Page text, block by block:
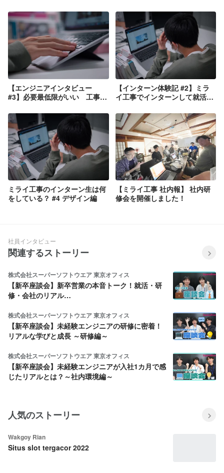
【エンジニアインタビュー
#3】必要最低限がいい 工事ア
【インターン体験記 #2】ミラ
イ工事でインターンして就活に
ミライ工事のインターン生は何
をしている？ #4 デザイン編
【ミライ工事 社内報】 社内研
修会を開催しました！
社員インタビュー
関連するストーリー
株式会社スーパーソフトウエア 東京オフィス
【新卒座談会】新卒営業の本音トーク！就活・研
修・会社のリアル…
株式会社スーパーソフトウエア 東京オフィス
【新卒座談会】未経験エンジニアの研修に密着！
リアルな学びと成長 ～研修編～
株式会社スーパーソフトウエア 東京オフィス
【新卒座談会】未経験エンジニアが入社1カ月で感
じたリアルとは？～社内環境編～
人気のストーリー
Wakgoy Rian
Situs slot tergacor 2022